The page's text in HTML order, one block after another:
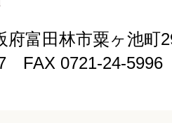
富田林市粟ヶ池町
FAX 0721-24-5996